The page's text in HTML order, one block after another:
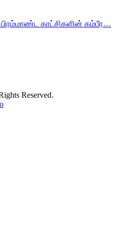
பிரம்மாண்ட காட்சிகளின் கம்பீர…
Reserved.